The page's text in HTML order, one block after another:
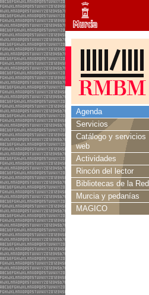
Agenda
Servicios
Catálogo y servicios
web
Actividades
Rincón del lector
Bibliotecas de la Red
Murcia y pedanías
MAGICO